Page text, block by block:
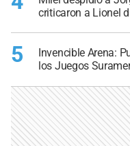
criticaron a Lionel
5
Invencible Arena:
los Juegos